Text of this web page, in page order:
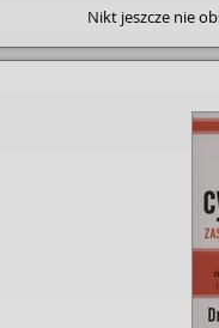
Nikt jeszcze nie